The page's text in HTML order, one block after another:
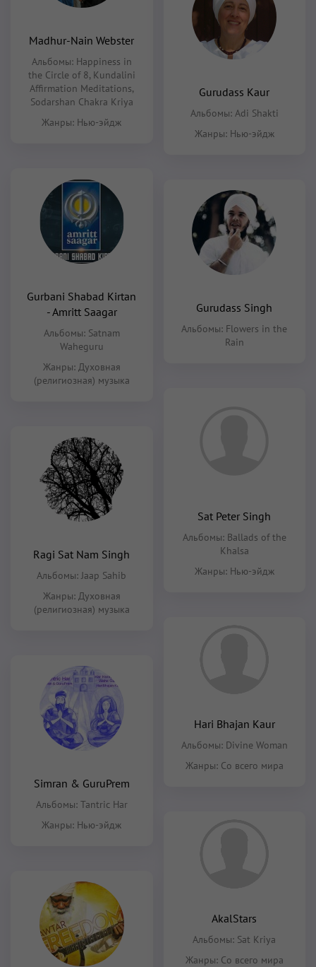
Madhur-Nain Webster
Альбомы: Happiness in
the Circle of 8, Kundalini
Affirmation Meditations,
Sodarshan Chakra Kriya
Жанры: Нью-эйдж
Gurudass Kaur
Альбомы: Adi Shakti
Жанры: Нью-эйдж
Gurbani Shabad Kirtan
- Amritt Saagar
Альбомы: Satnam
Waheguru
Жанры: Духовная
(религиозная) музыка
Gurudass Singh
Альбомы: Flowers in the
Rain
Ragi Sat Nam Singh
Альбомы:Jaap Sahib
Жанры: Духовная
(религиозная) музыка
Sat Peter Singh
Альбомы: Ballads of the
Khalsa
Жанры: Нью-эйдж
Simran & GuruPrem
Альбомы: Tantric Har
Жанры: Нью-эйдж
Hari Bhajan Kaur
Альбомы: Divine Woman
Жанры: Со всего мира
AkalStars
Альбомы: Sat Kriya
Жанры: Со всего мира